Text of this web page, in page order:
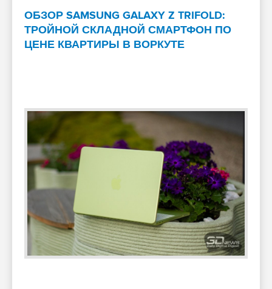
ОБЗОР SAMSUNG GALAXY Z TRIFOLD:
ТРОЙНОЙ СКЛАДНОЙ СМАРТФОН ПО
ЦЕНЕ КВАРТИРЫ В ВОРКУТЕ